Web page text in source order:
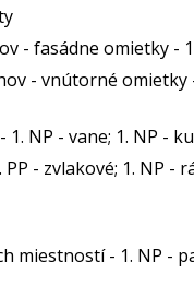
- fasádne omietky -
- vnútorné omietky
NP - vane; 1. NP -
- zvlakové; 1. NP -
miestností - 1. NP -